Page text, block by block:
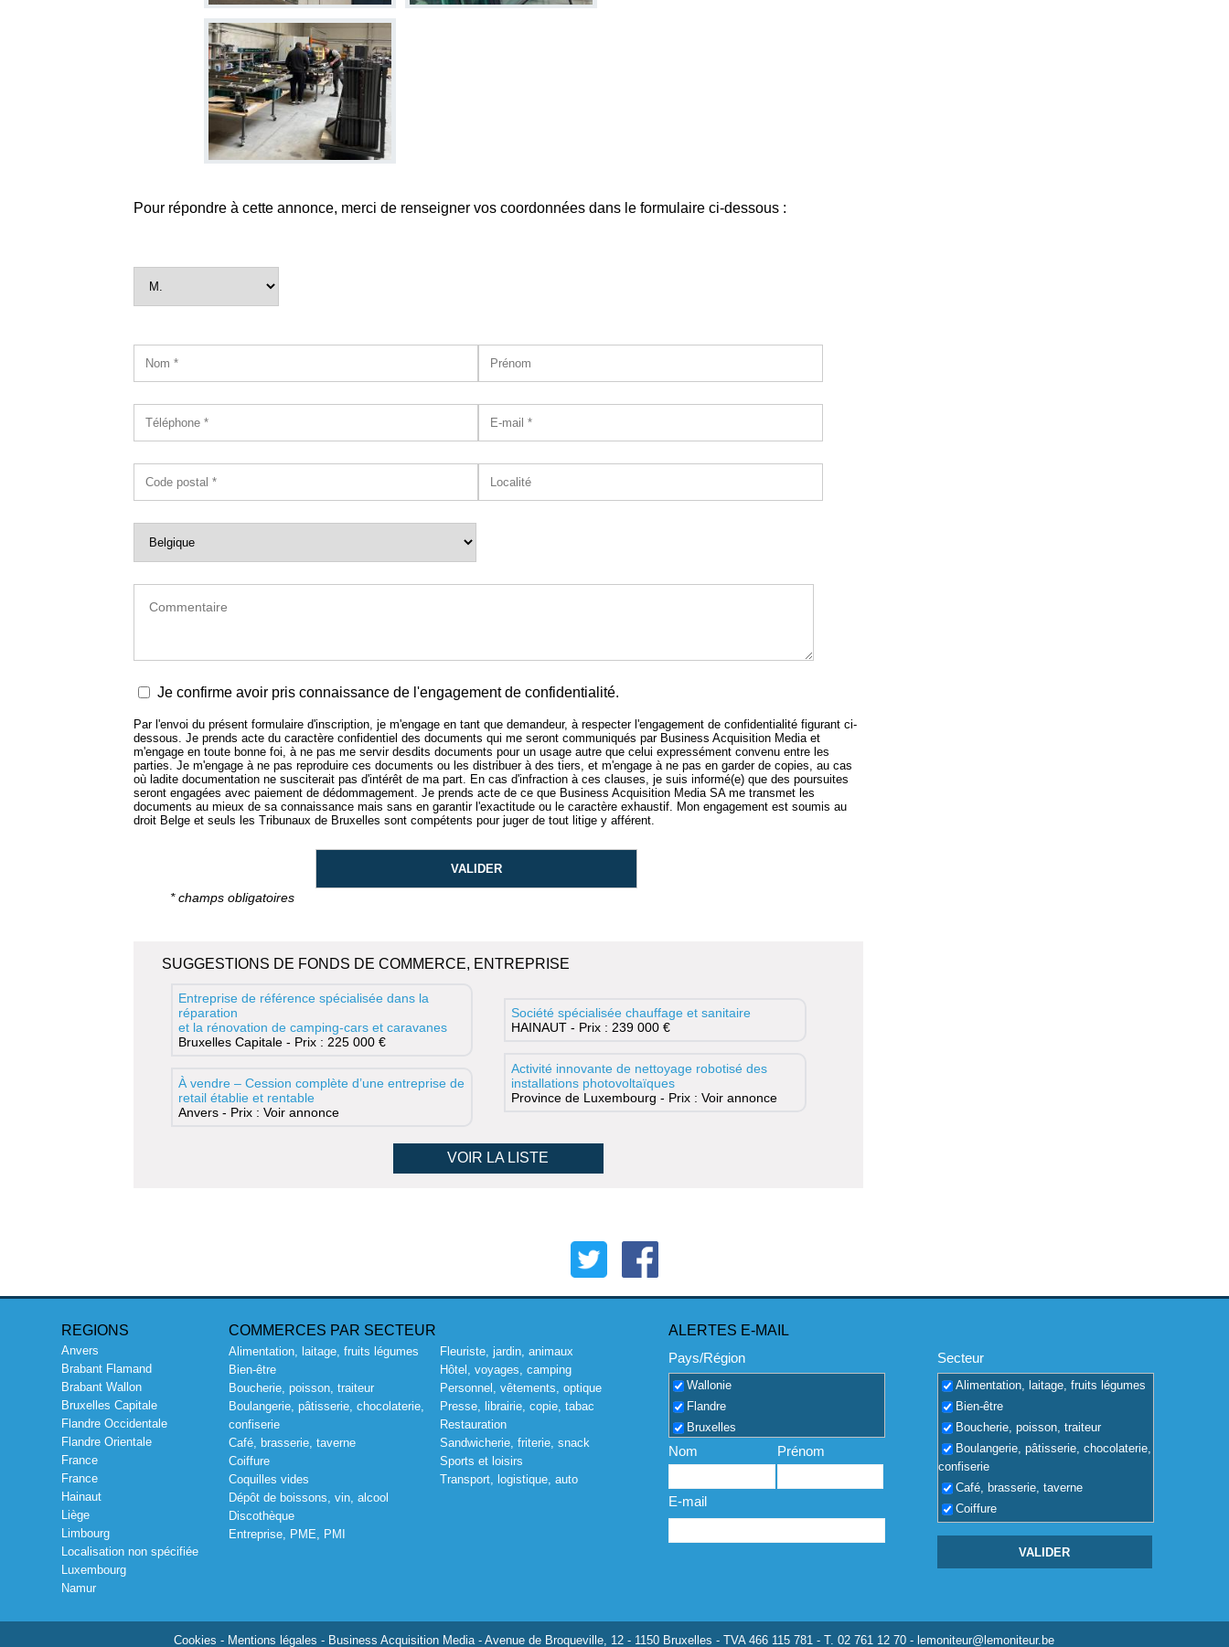
Pour répondre à cette annonce, merci de renseigner vos coordonnées dans le formulaire ci-dessous :
Je confirme avoir pris connaissance de l'engagement de confidentialité.
Par l'envoi du présent formulaire d'inscription, je m'engage en tant que demandeur, à respecter l'engagement de confidentialité figurant ci-
dessous. Je prends acte du caractère confidentiel des documents qui me seront communiqués par Business Acquisition Media et
m'engage en toute bonne foi, à ne pas me servir desdits documents pour un usage autre que celui expressément convenu entre les
parties. Je m'engage à ne pas reproduire ces documents ou les distribuer à des tiers, et m'engage à ne pas en garder de copies, au cas
où ladite documentation ne susciterait pas d'intérêt de ma part. En cas d'infraction à ces clauses, je suis informé(e) que des poursuites
seront engagées avec paiement de dédommagement. Je prends acte de ce que Business Acquisition Media SA me transmet les
documents au mieux de sa connaissance mais sans en garantir l'exactitude ou le caractère exhaustif. Mon engagement est soumis au
droit Belge et seuls les Tribunaux de Bruxelles sont compétents pour juger de tout litige y afférent.
* champs obligatoires
SUGGESTIONS DE FONDS DE COMMERCE, ENTREPRISE
Entreprise de référence spécialisée dans la
réparation
et la rénovation de camping-cars et caravanes
Bruxelles Capitale - Prix : 225 000 €
À vendre – Cession complète d’une entreprise de
retail établie et rentable
Anvers - Prix : Voir annonce
Société spécialisée chauffage et sanitaire
HAINAUT - Prix : 239 000 €
Activité innovante de nettoyage robotisé des
installations photovoltaïques
Province de Luxembourg - Prix : Voir annonce
VOIR LA LISTE
REGIONS
Anvers
Brabant Flamand
Brabant Wallon
Bruxelles Capitale
Flandre Occidentale
Flandre Orientale
France
France
Hainaut
Liège
Limbourg
Localisation non spécifiée
Luxembourg
Namur
COMMERCES PAR SECTEUR
Alimentation, laitage, fruits légumes
Bien-être
Boucherie, poisson, traiteur
Boulangerie, pâtisserie, chocolaterie,
confiserie
Café, brasserie, taverne
Coiffure
Coquilles vides
Dépôt de boissons, vin, alcool
Discothèque
Entreprise, PME, PMI
Fleuriste, jardin, animaux
Hôtel, voyages, camping
Personnel, vêtements, optique
Presse, librairie, copie, tabac
Restauration
Sandwicherie, friterie, snack
Sports et loisirs
Transport, logistique, auto
ALERTES E-MAIL
Pays/Région
Wallonie
Flandre
Bruxelles
Nom Prénom
E-mail
Secteur
Alimentation, laitage, fruits légumes
Bien-être
Boucherie, poisson, traiteur
Boulangerie, pâtisserie, chocolaterie,
confiserie
Café, brasserie, taverne
Coiffure
Dépôt de boissons, vin, alcool
Discothèque
Hôtel, voyages, camping
Cookies - Mentions légales - Business Acquisition Media - Avenue de Broqueville, 12 - 1150 Bruxelles - TVA 466 115 781 - T. 02 761 12 70 - lemoniteur@lemoniteur.be